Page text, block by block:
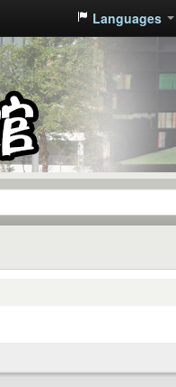
Languages